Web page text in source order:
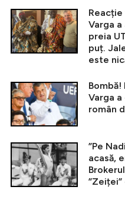
Varga a
preia
puț.
este
Bombă!
Varga
român
”Pe
acasă,